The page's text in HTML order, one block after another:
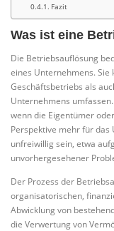
Fazit
Was ist eine
Die Betriebsauflösung
eines Unternehmens. Sie
Geschäftsbetriebs als
Unternehmens
wenn die Eigentümer
Perspektive mehr für das
unfreiwillig sein, etwa
unvorhergesehener
Der Prozess der
organisatorischen,
Abwicklung von
die Verwertung von